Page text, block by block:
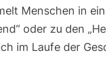
Menschen in
oder zu den
im Laufe der